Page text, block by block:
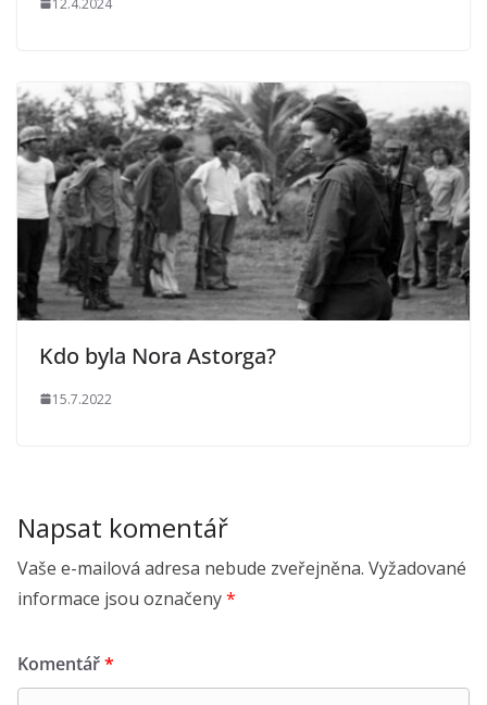
Kdo byla Nora Astorga?
15.7.2022
Napsat komentář
Vaše e-mailová adresa nebude zveřejněna. Vyžadované
informace jsou označeny*
Komentář*